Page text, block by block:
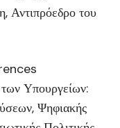
Αντιπρόεδρο του
Υπουργείων:
Ψηφιακής